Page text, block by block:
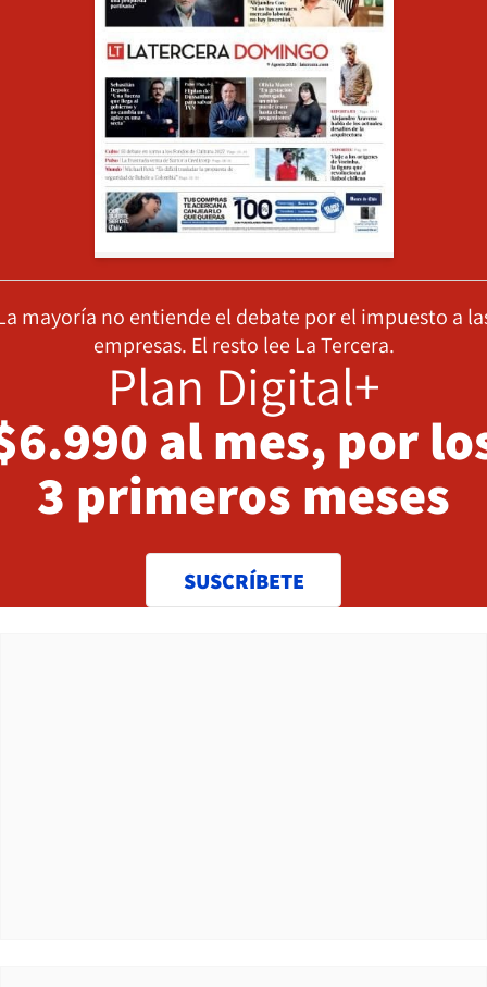
mayoría no entiende el debate por el impuesto a
empresas. El resto lee La Tercera.
Plan Digital+
al mes, por
3 primeros meses
SUSCRÍBETE